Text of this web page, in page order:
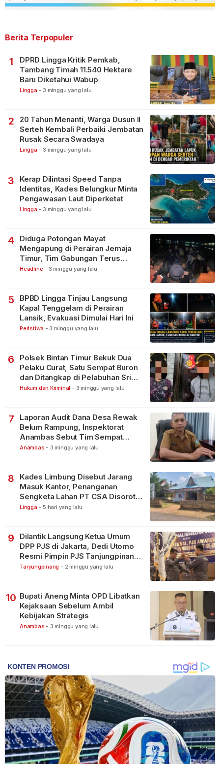
Berita Terpopuler
1
DPRD Lingga Kritik Pemkab,
Tambang Timah 11.540 Hektare
Baru Diketahui Wabup
Lingga - 3 minggu yang lalu
2
20 Tahun Menanti, Warga Dusun II
Serteh Kembali Perbaiki Jembatan
Rusak Secara Swadaya
Lingga - 3 minggu yang lalu
3
Kerap Dilintasi Speed Tanpa
Identitas, Kades Belungkur Minta
Pengawasan Laut Diperketat
Lingga - 3 minggu yang lalu
4
Diduga Potongan Mayat
Mengapung di Perairan Jemaja
Timur, Tim Gabungan Terus
Lakukan Pencarian
Headline - 3 minggu yang lalu
5
BPBD Lingga Tinjau Langsung
Kapal Tenggelam di Perairan
Lansik, Evakuasi Dimulai Hari Ini
Peristiwa - 3 minggu yang lalu
6
Polsek Bintan Timur Bekuk Dua
Pelaku Curat, Satu Sempat Buron
dan Ditangkap di Pelabuhan Sri
Bintan Pura
Hukum dan Kriminal - 3 minggu yang lalu
7
Laporan Audit Dana Desa Rewak
Belum Rampung, Inspektorat
Anambas Sebut Tim Sempat
Terbagi Tangani Kasus Lain
Anambas - 3 minggu yang lalu
8
Kades Limbung Disebut Jarang
Masuk Kantor, Penanganan
Sengketa Lahan PT CSA Disorot
Warga
Lingga - 5 hari yang lalu
9
Dilantik Langsung Ketua Umum
DPP PJS di Jakarta, Dedi Utomo
Resmi Pimpin PJS Tanjungpinang-
Bintan
Tanjungpinang - 2 minggu yang lalu
10 Bupati Aneng Minta OPD Libatkan
Kejaksaan Sebelum Ambil
Kebijakan Strategis
Anambas - 3 minggu yang lalu